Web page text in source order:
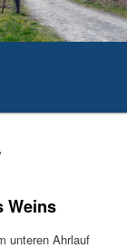
Weins
unteren Ahrlauf